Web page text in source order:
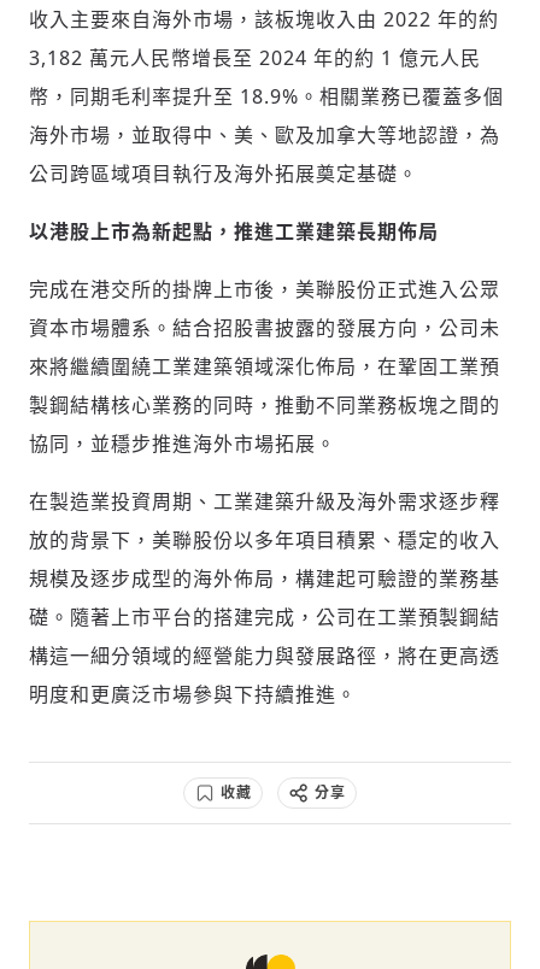
收入主要來自海外市場，該板塊收入由 2022 年的約
3,182 萬元人民幣增長至 2024 年的約 1 億元人民
幣，同期毛利率提升至 18.9%。相關業務已覆蓋多個
海外市場，並取得中、美、歐及加拿大等地認證，為
公司跨區域項目執行及海外拓展奠定基礎。
以港股上市為新起點，推進工業建築長期佈局
完成在港交所的掛牌上市後，美聯股份正式進入公眾
資本市場體系。結合招股書披露的發展方向，公司未
來將繼續圍繞工業建築領域深化佈局，在鞏固工業預
製鋼結構核心業務的同時，推動不同業務板塊之間的
協同，並穩步推進海外市場拓展。
在製造業投資周期、工業建築升級及海外需求逐步釋
放的背景下，美聯股份以多年項目積累、穩定的收入
規模及逐步成型的海外佈局，構建起可驗證的業務基
礎。隨著上市平台的搭建完成，公司在工業預製鋼結
構這一細分領域的經營能力與發展路徑，將在更高透
明度和更廣泛市場參與下持續推進。
收藏 分享